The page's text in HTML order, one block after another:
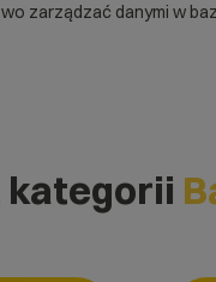
zarządzać danymi w
kategorii